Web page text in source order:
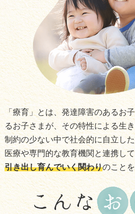
「療育」とは、発達障害のあるお
るお子さまが、その特性による生
制約の少ない中で社会的に自立し
医療や専門的な教育機関と連携し
引き出し育んでいく関わりのこと